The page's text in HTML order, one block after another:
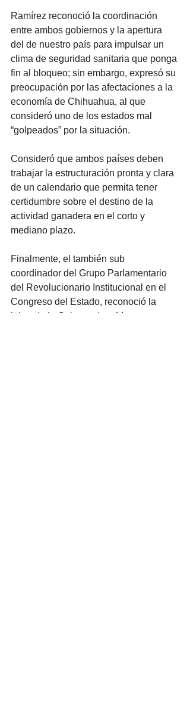
Ramírez reconoció la coordinación
entre ambos gobiernos y la apertura
del de nuestro país para impulsar un
clima de seguridad sanitaria que ponga
fin al bloqueo; sin embargo, expresó su
preocupación por las afectaciones a la
economía de Chihuahua, al que
consideró uno de los estados mal
“golpeados” por la situación.
Consideró que ambos países deben
trabajar la estructuración pronta y clara
de un calendario que permita tener
certidumbre sobre el destino de la
actividad ganadera en el corto y
mediano plazo.
Finalmente, el también sub
coordinador del Grupo Parlamentario
del Revolucionario Institucional en el
Congreso del Estado, reconoció la
labor de la Gobernadora Maru